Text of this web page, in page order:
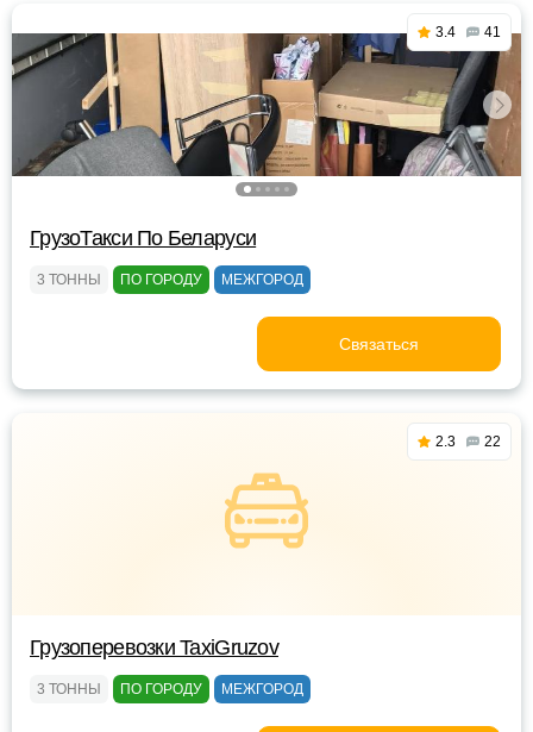
3.4 41
ГрузоТакси По Беларуси
3 ТОННЫ ПО ГОРОДУ МЕЖГОРОД
Связаться
2.3 22
Грузоперевозки TaxiGruzov
3 ТОННЫ ПО ГОРОДУ МЕЖГОРОД